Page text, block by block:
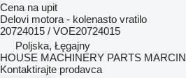
Cena na upit
Delovi motora - kolenasto vratilo
20724015 / VOE20724015
Poljska, Łęgajny
HOUSE MACHINERY PARTS
Kontaktirajte prodavca